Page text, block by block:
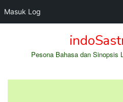
Masuk Log
Pesona Bahasa dan Sinopsis